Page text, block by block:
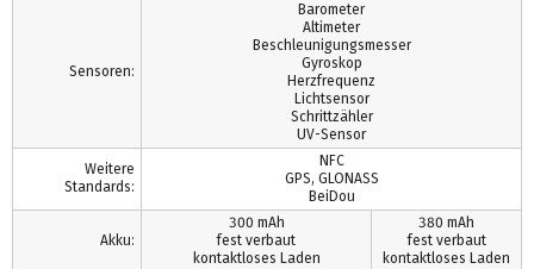
Sensoren:
Barometer
Altimeter
Beschleunigungsmesser
Gyroskop
Herzfrequenz
Lichtsensor
Schrittzähler
UV-Sensor
Weitere
Standards:
NFC
GPS, GLONASS
BeiDou
Akku:
300 mAh
fest verbaut
kontaktloses Laden
380 mAh
fest verbaut
kontaktloses Laden